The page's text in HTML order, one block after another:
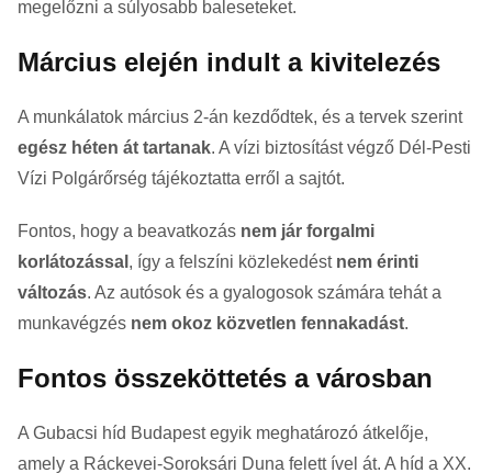
megelőzni a súlyosabb baleseteket.
Március elején indult a kivitelezés
A munkálatok március 2-án kezdődtek, és a tervek szerint
egész héten át tartanak. A vízi biztosítást végző Dél-Pesti
Vízi Polgárőrség tájékoztatta erről a sajtót.
Fontos, hogy a beavatkozás nem jár forgalmi
korlátozással , így a felszíni közlekedést nem érinti
változás. Az autósok és a gyalogosok számára tehát a
munkavégzés nem okoz közvetlen fennakadást.
Fontos összeköttetés a városban
A Gubacsi híd Budapest egyik meghatározó átkelője,
amely a Ráckevei-Soroksári Duna felett ível át. A híd a XX.